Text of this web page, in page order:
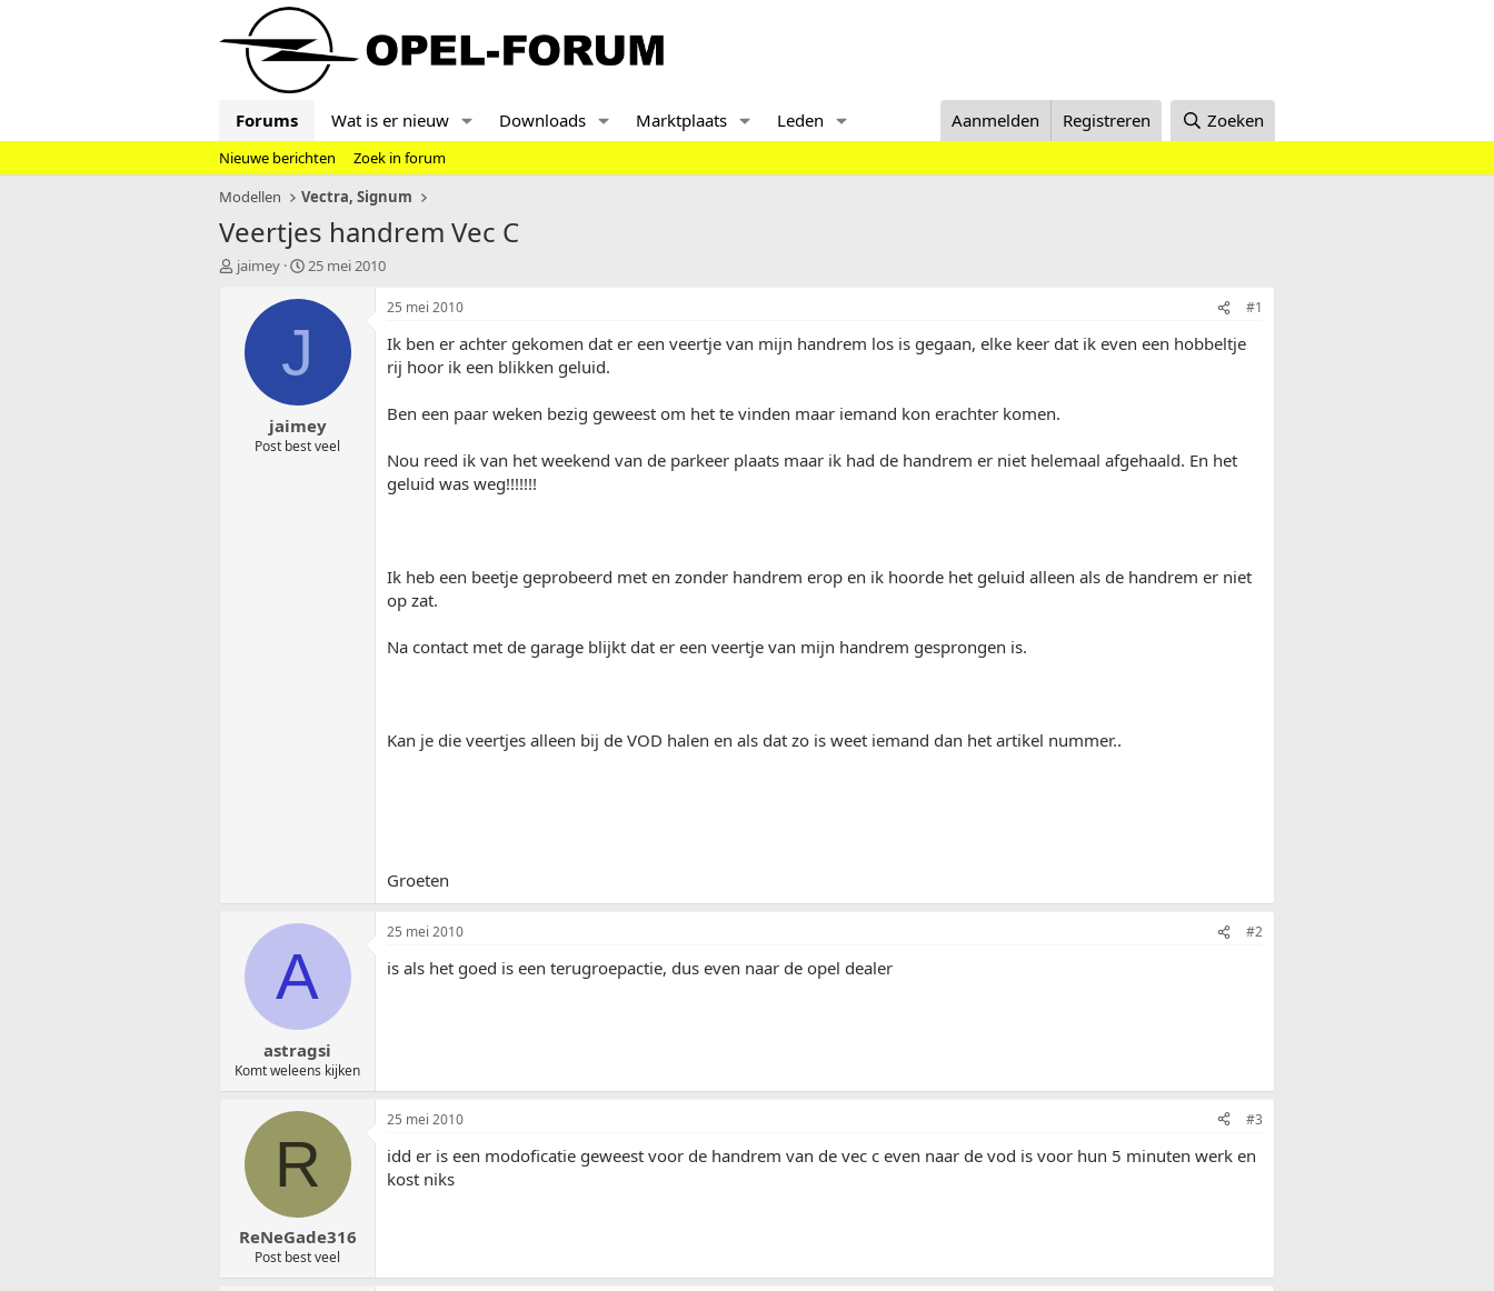
Forums Wat is er nieuw Downloads Marktplaats Leden Aanmelden Registreren Zoeken
Nieuwe berichten
Zoek in forum
Modellen
Vectra, Signum
Veertjes handrem Vec C
T
jaimey
S
a
d
t
u
m
25 mei 2010
J
jaimey
Post best veel
25 mei 2010 #1
Ik ben er achter gekomen dat er een veertje van mijn handrem los is gegaan, elke keer dat ik even een hobbeltje
rij hoor ik een blikken geluid.
Ben een paar weken bezig geweest om het te vinden maar iemand kon erachter komen.
Nou reed ik van het weekend van de parkeer plaats maar ik had de handrem er niet helemaal afgehaald. En het
geluid was weg!!!!!!!
Ik heb een beetje geprobeerd met en zonder handrem erop en ik hoorde het geluid alleen als de handrem er niet
op zat.
Na contact met de garage blijkt dat er een veertje van mijn handrem gesprongen is.
Kan je die veertjes alleen bij de VOD halen en als dat zo is weet iemand dan het artikel nummer..
Groeten
A
astragsi
Komt weleens kijken
25 mei 2010 #2
is als het goed is een terugroepactie, dus even naar de opel dealer
R
ReNeGade316
Post best veel
25 mei 2010 #3
idd er is een modoficatie geweest voor de handrem van de vec c even naar de vod is voor hun 5 minuten werk en
kost niks